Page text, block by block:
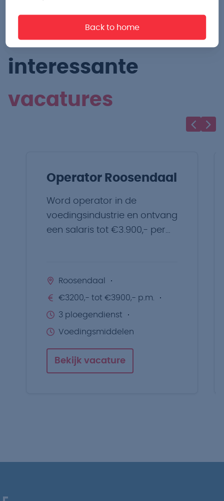
Back to home
Andere
interessante
vacatures
Operator Roosendaal
Word operator in de
voedingsindustrie en ontvang
een salaris tot €3.900,- per
Roosendaal
€3200,- tot €3900,- p.m.
3 ploegendienst
Voedingsmiddelen
Bekijk vacature